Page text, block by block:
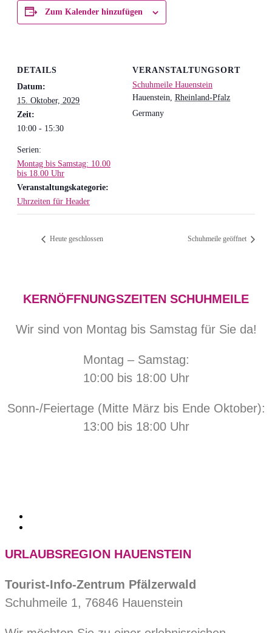
Zum Kalender hinzufügen
DETAILS
Datum:
15. Oktober, 2029
Zeit:
10:00 - 15:30
Serien:
Montag bis Samstag: 10.00
bis 18.00 Uhr
Veranstaltungskategorie:
Uhrzeiten für Header
VERANSTALTUNGSORT
Schuhmeile Hauenstein
Hauenstein Rheinland-Pfalz
Germany
Heute geschlossen Schuhmeile geöffnet
KERNÖFFNUNGSZEITEN SCHUHMEILE
Wir sind von Montag bis Samstag für Sie da!
Montag – Samstag:
10:00 bis 18:00 Uhr
Sonn-/Feiertage (Mitte März bis Ende Oktober):
13:00 bis 18:00 Uhr
URLAUBSREGION HAUENSTEIN
Tourist-Info-Zentrum Pfälzerwald
Schuhmeile 1, 76846 Hauenstein